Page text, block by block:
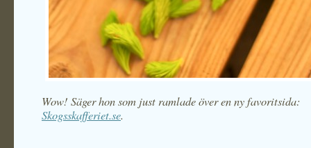
Wow! Säger hon som just ramlade över en ny favoritsida:
Skogsskafferiet.se.